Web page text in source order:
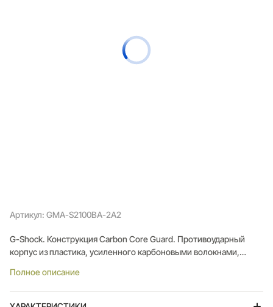
Артикул: GMA-S2100BA-2A2
G-Shock. Конструкция Carbon Core Guard. Противоударный
корпус из пластика, усиленного карбоновыми волокнами,
материал также защищает внутренний модуль от ударов,
Полное описание